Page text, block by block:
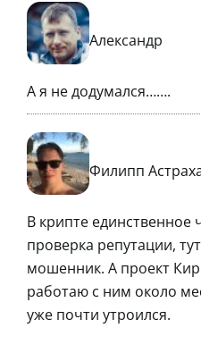
Александр
А я не додумался…….
Филипп
В крипте единственное
проверка репутации,
мошенник. А проект
работаю с ним около
уже почти утроился.